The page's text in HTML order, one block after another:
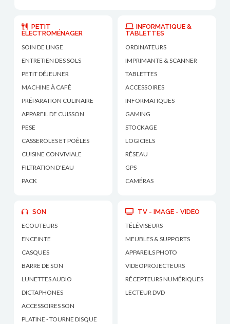
PETIT
ÉLECTROMÉNAGER
SOIN DE LINGE
ENTRETIEN DES SOLS
PETIT DÉJEUNER
MACHINE À CAFÉ
PRÉPARATION CULINAIRE
APPAREIL DE CUISSON
PESE
CASSEROLES ET POÊLES
CUISINE CONVIVIALE
FILTRATION D'EAU
PACK
INFORMATIQUE &
TABLETTES
ORDINATEURS
IMPRIMANTE & SCANNER
TABLETTES
ACCESSOIRES
INFORMATIQUES
GAMING
STOCKAGE
LOGICIELS
RÉSEAU
GPS
CAMÉRAS
SON
ECOUTEURS
ENCEINTE
CASQUES
BARRE DE SON
LUNETTES AUDIO
DICTAPHONES
ACCESSOIRES SON
PLATINE - TOURNE DISQUE
TV - IMAGE - VIDEO
TÉLÉVISEURS
MEUBLES & SUPPORTS
APPAREILS PHOTO
VIDEOPROJECTEURS
RÉCEPTEURS NUMÉRIQUES
LECTEUR DVD